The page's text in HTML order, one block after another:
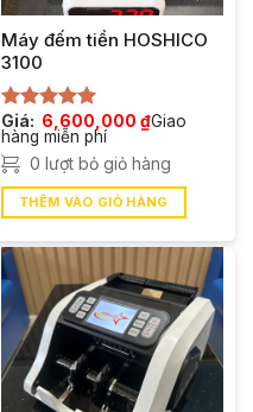
Máy đếm tiền HOSHICO
3100
Được xếp
hạng5.00
5 sao
Giá: 6,600,000 ₫Giao
hàng miễn phí
0 lượt bỏ giỏ hàng
THÊM VÀO GIỎ HÀNG